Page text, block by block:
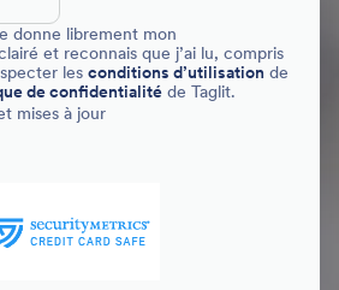
donne librement mon
et reconnais que j’ai lu, compris
les conditions d’utilisation de
de confidentialité de Taglit.
mises à jour